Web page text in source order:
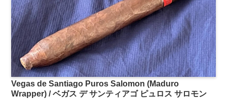
Vegas de Santiago Puros Salomon (Maduro
Wrapper) / ベガス デ サンティアゴ ピュロス サロモン